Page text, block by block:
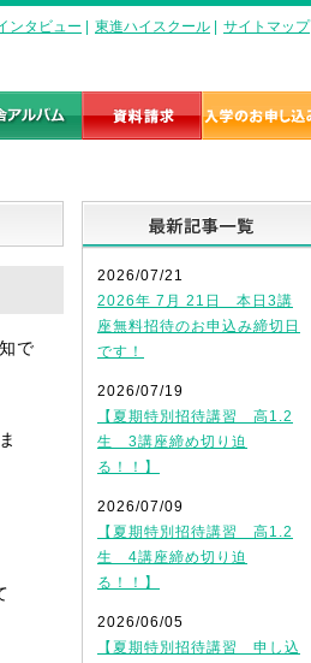
ンタビュー 東進ハイスクール サイトマップ
で
2026/07/21
2026年 7月 21日 本日3講
座無料招待のお申込み締切日
です！
2026/07/19
【夏期特別招待講習 高1.2
生 3講座締め切り迫
る！！】
2026/07/09
【夏期特別招待講習 高1.2
生 4講座締め切り迫
る！！】
2026/06/05
【夏期特別招待講習 申し込